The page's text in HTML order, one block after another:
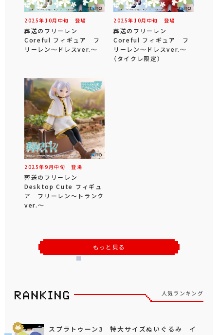
2025年 10月 中旬 登場
葬送のフリーレン
Coreful フィギュア フ
リーレン～ドレスver.～
2025年 10月 中旬 登場
葬送のフリーレン
Coreful フィギュア フ
リーレン～ドレスver.～
（タイクレ限定）
2025年9 月中旬 登場
葬送のフリーレン
Desktop Cute フィギュ
ア フリーレン～トランク
ver.～
もっと見る
人気ランキング
スプラトゥーン3 特大サイズぬいぐるみ イ